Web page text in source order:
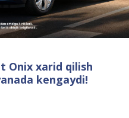
Onix xarid qilish
kengaydi!